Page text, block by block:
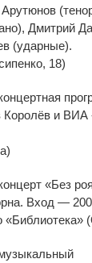
(
Дмитрий
(ударные).
18)
Королёв и ВИА
«Без
Вход — 200
«Библиотека»